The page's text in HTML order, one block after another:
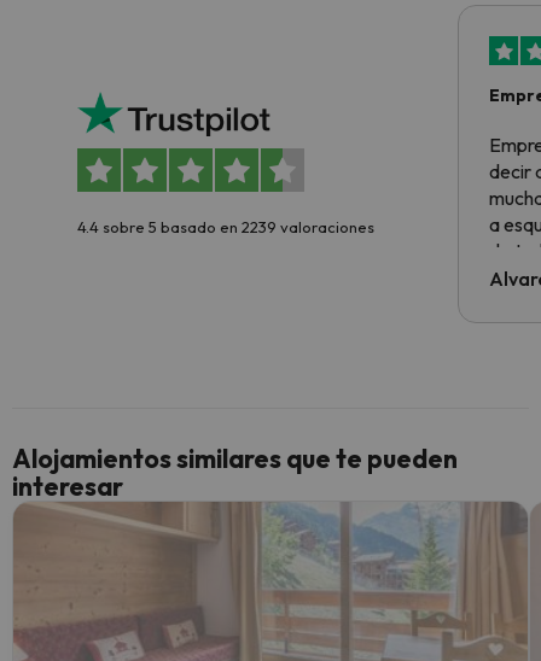
4.4 sobre 5 basado en 2239 valoraciones
decir
a
de
al
culpa
Alojamientos similares que te pueden
interesar